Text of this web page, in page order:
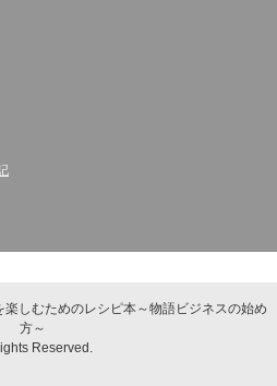
しむためのレシピ本～物語ビジネスの始め
方～
Reserved.